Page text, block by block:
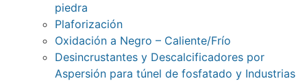
piedra
Plaforización
Oxidación a Negro – Caliente/Frío
Desincrustantes y Descalcificadores por
Aspersión para túnel de fosfatado y Industrias